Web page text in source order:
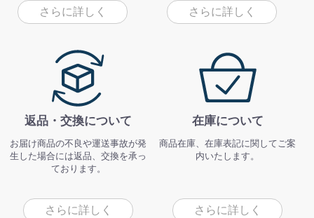
さらに詳しく さらに詳しく
返品・交換について
お届け商品の不良や運送事故が発
生した場合には返品、交換を承っ
ております。
さらに詳しく
在庫について
商品在庫、在庫表記に関してご案
内いたします。
さらに詳しく